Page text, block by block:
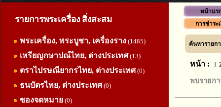
รายการพระเครื่อง สิ่งสะสม
พระเครื่อง, พระบูชา, เครื่องราง (1485)
เหรียญกษาปณ์ไทย, ต่างประเทศ(13)
ตราไปรษณียากรไทย, ต่างประเทศ(0)
ธนบัตรไทย, ต่างประเทศ(0)
ซองจดหมาย (0)
หน้าแร
การชำระ
ค้นหารายก
หน้า : 1
พบรายก